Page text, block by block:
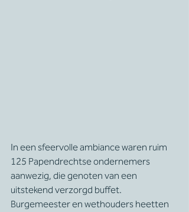
In een sfeervolle ambiance waren ruim
125 Papendrechtse ondernemers
aanwezig, die genoten van een
uitstekend verzorgd buffet.
Burgemeester en wethouders heetten